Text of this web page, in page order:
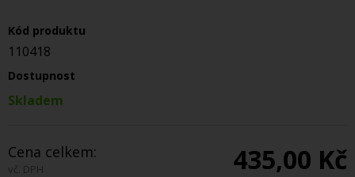
Kód produktu
110418
Dostupnost
Skladem
Cena celkem:
vč. DPH 435,00 Kč